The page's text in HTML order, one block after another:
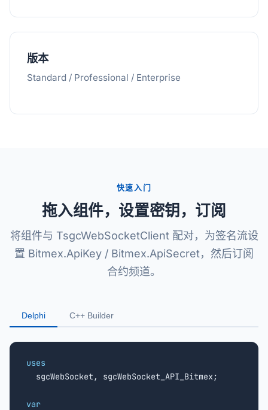
版本
Standard / Professional / Enterprise
快速入门
拖入组件，设置密钥，订阅
将组件与 TsgcWebSocketClient 配对，为签名流设
置 Bitmex.ApiKey / Bitmex.ApiSecret，然后订阅
合约频道。
Delphi C++ Builder
uses
sgcWebSocket, sgcWebSocket_API_Bitmex;
var